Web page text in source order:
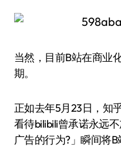
当然，目前B站在商业
期。
正如去年5月23日，知
看待bilibili曾承诺永远
广告的行为?」瞬间将B